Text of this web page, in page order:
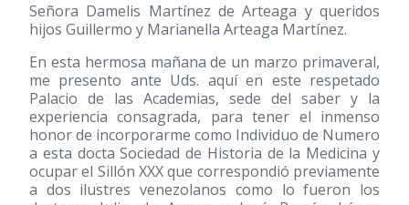
Señora Damelis Martínez de Arteaga y queridos
hijos Guillermo y Marianella Arteaga Martínez.
En esta hermosa mañana de un marzo primaveral,
me presento ante Uds. aquí en este respetado
Palacio de las Academias, sede del saber y la
experiencia consagrada, para tener el inmenso
honor de incorporarme como Individuo de Numero
a esta docta Sociedad de Historia de la Medicina y
ocupar el Sillón XXX que correspondió previamente
a dos ilustres venezolanos como lo fueron los